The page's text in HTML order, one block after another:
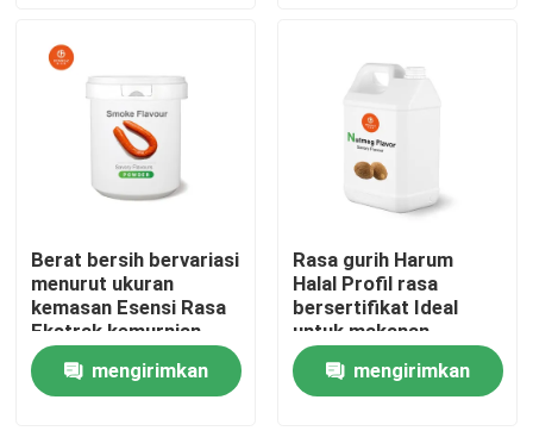
Berat bersih bervariasi
menurut ukuran
kemasan Esensi Rasa
Ekstrak kemurnian
tinggi untuk produksi
minuman dan aplikasi
kuliner
mengirimkan
Rasa gurih Harum
Halal Profil rasa
bersertifikat Ideal
untuk makanan
minuman dan produk
kosmetik Optimasi
rasa
mengirimkan